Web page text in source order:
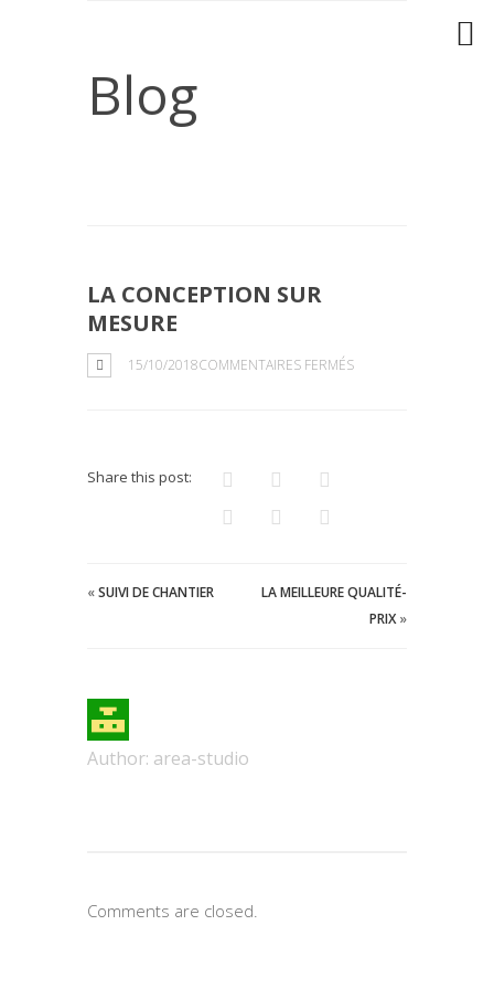
Blog
LA CONCEPTION SUR
MESURE
15/10/2018COMMENTAIRES FERMÉSSUR
Share this post:
«SUIVI DE CHANTIER
LA MEILLEURE QUALITÉ-
PRIX»
Author: area-studio
Comments are closed.